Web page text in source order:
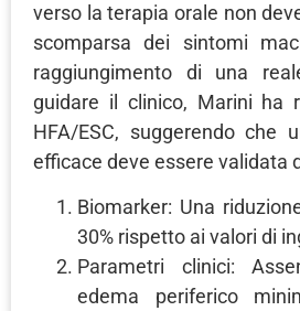
verso la terapia orale non
scomparsa dei sintomi
raggiungimento di una
guidare il clinico, Marini ha
HFA/ESC, suggerendo che
efficace deve essere validata
Biomarker: Una
30% rispetto ai valori di
Parametri clinici:
edema periferico